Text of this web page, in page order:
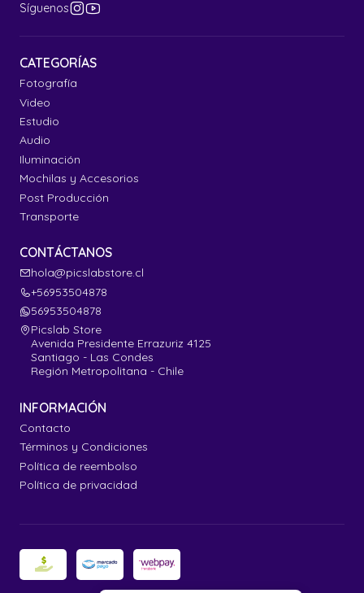
Síguenos
CATEGORÍAS
Fotografía
Video
Estudio
Audio
Iluminación
Mochilas y Accesorios
Post Producción
Transporte
CONTÁCTANOS
hola@picslabstore.cl
+56953504878
56953504878
Picslab Store
Avenida Presidente Errazuriz 4125
Santiago - Las Condes
Región Metropolitana - Chile
INFORMACIÓN
Contacto
Términos y Condiciones
Política de reembolso
Política de privacidad